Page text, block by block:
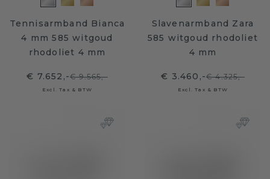
Tennisarmband Bianca
4 mm 585 witgoud
rhodoliet 4 mm
€ 7.652,-€ 9.565,-
Excl. Tax & BTW
Slavenarmband Zara
585 witgoud rhodoliet
4 mm
€ 3.460,-€ 4.325,-
Excl. Tax & BTW